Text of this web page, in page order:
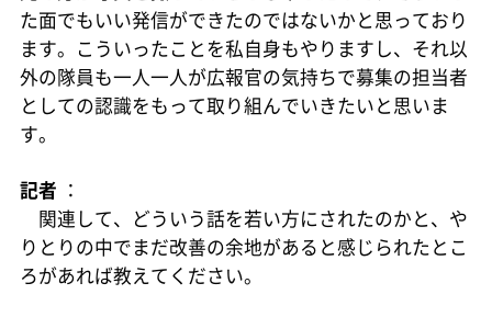
た面でもいい発信ができたのではないかと思っており
ます。こういったことを私自身もやりますし、それ以
外の隊員も一人一人が広報官の気持ちで募集の担当者
としての認識をもって取り組んでいきたいと思いま
す。
記者 ：
関連して、どういう話を若い方にされたのかと、や
りとりの中でまだ改善の余地があると感じられたとこ
ろがあれば教えてください。